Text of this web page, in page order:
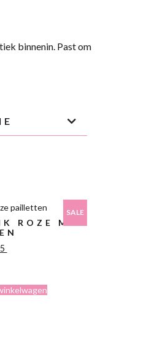
binnenin. Past om
SALE
ROZE MET
€3,75.